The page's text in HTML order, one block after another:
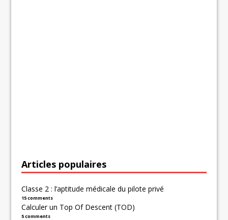
Articles populaires
Classe 2 : l’aptitude médicale du pilote privé
15 comments
Calculer un Top Of Descent (TOD)
5 comments